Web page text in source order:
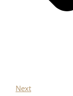
Next